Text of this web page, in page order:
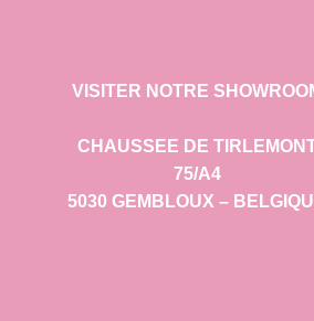
VISITER NOTRE
CHAUSSEE DE
75/A4
5030 GEMBLOUX –